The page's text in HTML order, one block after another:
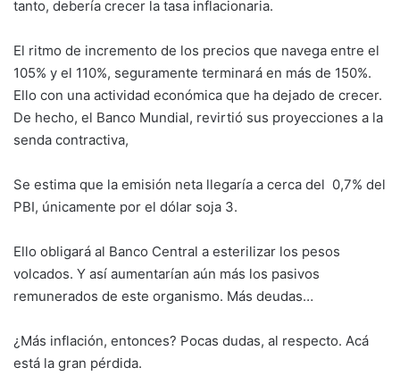
tanto, debería crecer la tasa inflacionaria.
El ritmo de incremento de los precios que navega entre el
105% y el 110%, seguramente terminará en más de 150%.
Ello con una actividad económica que ha dejado de crecer.
De hecho, el Banco Mundial, revirtió sus proyecciones a la
senda contractiva,
Se estima que la emisión neta llegaría a cerca del 0,7% del
PBI, únicamente por el dólar soja 3.
Ello obligará al Banco Central a esterilizar los pesos
volcados. Y así aumentarían aún más los pasivos
remunerados de este organismo. Más deudas…
¿Más inflación, entonces? Pocas dudas, al respecto. Acá
está la gran pérdida.